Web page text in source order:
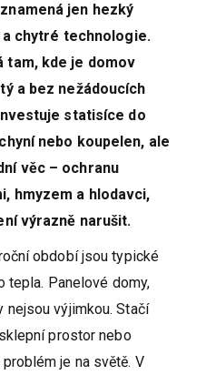
jen hezký
chytré technologie.
tam, kde je domov
a bez nežádoucích
statisíce do
nebo koupelen, ale
věc – ochranu
hmyzem a hlodavci,
výrazně narušit.
období jsou typické
tepla. Panelové domy,
nejsou výjimkou. Stačí
prostor nebo
je na světě. V